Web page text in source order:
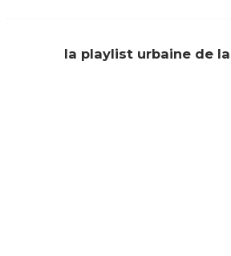
la playlist urbaine de